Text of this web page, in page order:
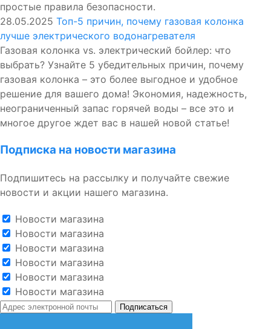
простые правила безопасности.
28.05.2025 Топ-5 причин, почему газовая колонка
лучше электрического водонагревателя
Газовая колонка vs. электрический бойлер: что
выбрать? Узнайте 5 убедительных причин, почему
газовая колонка – это более выгодное и удобное
решение для вашего дома! Экономия, надежность,
неограниченный запас горячей воды – все это и
многое другое ждет вас в нашей новой статье!
Подписка на новости магазина
Подпишитесь на рассылку и получайте свежие
новости и акции нашего магазина.
Новости магазина
Новости магазина
Новости магазина
Новости магазина
Новости магазина
Новости магазина